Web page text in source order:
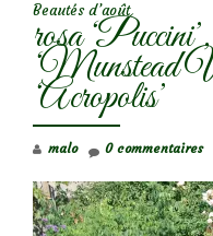
Beautés d’août
rosa
‘Munstead
‘Acropolis’
malo 0 commentaires